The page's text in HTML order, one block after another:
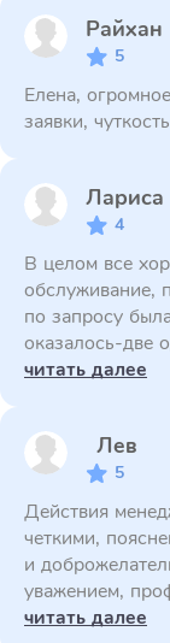
Райхан
5
Елена,
заявки,
Лариса
4
В целом все
обслуживание,
по запросу
оказалось-две
читать далее
Лев
5
Действия
четкими,
и
уважением,
читать далее